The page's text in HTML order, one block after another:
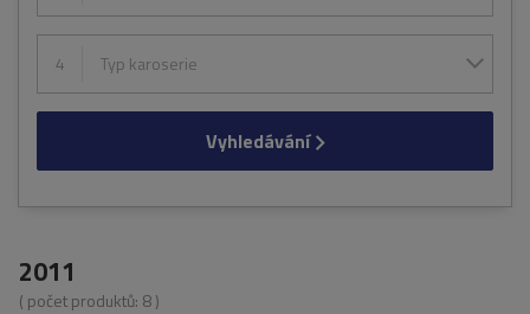
4 Typ karoserie
Vyhledávání
2011
( počet produktů: 8)